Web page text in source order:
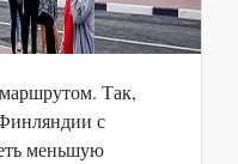
Так,
с
меньшую